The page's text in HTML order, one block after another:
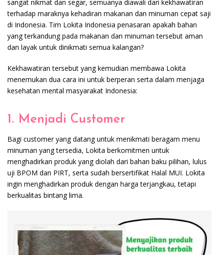
sangat nikmat dan segar, semuanya diawali dari kekhawatiran
terhadap maraknya kehadiran makanan dan minuman cepat saji
di Indonesia. Tim Lokita Indonesia penasaran apakah bahan
yang terkandung pada makanan dan minuman tersebut aman
dan layak untuk dinikmati semua kalangan?
Kekhawatiran tersebut yang kemudian membawa Lokita
menemukan dua cara ini untuk berperan serta dalam menjaga
kesehatan mental masyarakat Indonesia:
1. Menjadi Customer
Bagi customer yang datang untuk menikmati beragam menu
minuman yang tersedia, Lokita berkomitmen untuk
menghadirkan produk yang diolah dari bahan baku pilihan, lulus
uji BPOM dan PIRT, serta sudah bersertifikat Halal MUI. Lokita
ingin menghadirkan produk dengan harga terjangkau, tetapi
berkualitas bintang lima.